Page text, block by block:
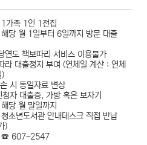
가족 1인 1전집
당 월 1일부터 6일까지 방문 대출
연도 책보따리 서비스 이용불가
라 대출정지 부여 (연체일 계산 : 연체
)
시 동일자료 변상
자 대출증, 가방 혹은 보자기
당 월 말일까지
소년도서관 안내데스크 직접 반납
)
☎ 607-2547